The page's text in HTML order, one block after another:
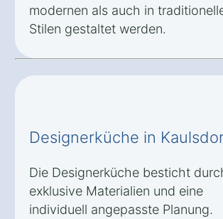
modernen als auch in
Stilen gestaltet werden.
Designerküche in
Die Designerküche besticht
exklusive Materialien und eine
individuell angepasste Planung.